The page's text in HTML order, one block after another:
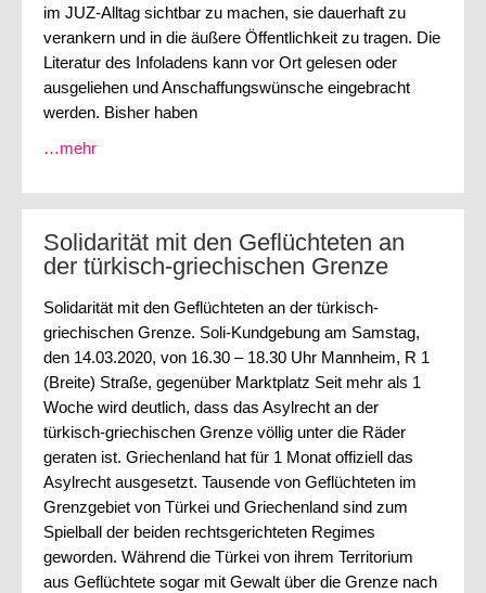
im JUZ-Alltag sichtbar zu machen, sie dauerhaft zu
verankern und in die äußere Öffentlichkeit zu tragen. Die
Literatur des Infoladens kann vor Ort gelesen oder
ausgeliehen und Anschaffungswünsche eingebracht
werden. Bisher haben
…mehr
Solidarität mit den Geflüchteten an
der türkisch-griechischen Grenze
Solidarität mit den Geflüchteten an der türkisch-
griechischen Grenze. Soli-Kundgebung am Samstag,
den 14.03.2020, von 16.30 – 18.30 Uhr Mannheim, R 1
(Breite) Straße, gegenüber Marktplatz Seit mehr als 1
Woche wird deutlich, dass das Asylrecht an der
türkisch-griechischen Grenze völlig unter die Räder
geraten ist. Griechenland hat für 1 Monat offiziell das
Asylrecht ausgesetzt. Tausende von Geflüchteten im
Grenzgebiet von Türkei und Griechenland sind zum
Spielball der beiden rechtsgerichteten Regimes
geworden. Während die Türkei von ihrem Territorium
aus Geflüchtete sogar mit Gewalt über die Grenze nach